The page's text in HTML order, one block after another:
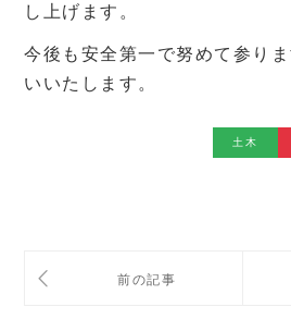
し上げます。
今後も安全第一で努めて参り
いいたします。
土木